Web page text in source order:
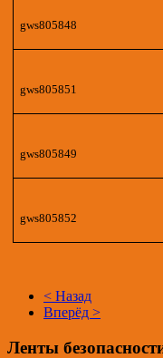
gws805848
gws805851
gws805849
gws805852
< Назад
Вперёд >
Ленты